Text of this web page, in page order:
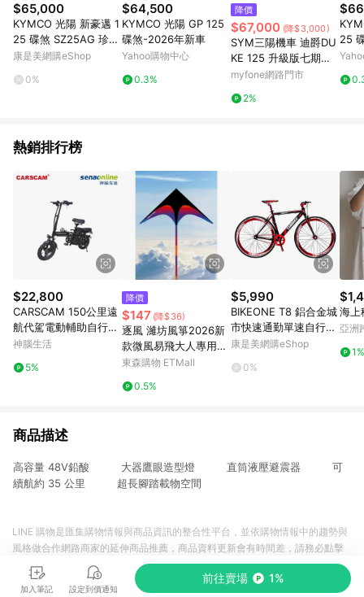
$65,000
KYMCO 光陽 新豪邁 1
25 碟煞 SZ25AG 珍珠
白_廠商直送
康是美網購eShop
0%
$64,500
KYMCO 光陽 GP 125
碟煞-2026年新車
Yahoo購物中心
0.3%
降價
$67,000 (降$3,000)
SYM三陽機車 迪爵DU
KE 125 升級版七期鼓
煞 CBS版 2026新車深
myfone網路門市
2%
25
熱銷排行榜
$22,800
CARSCAM 150公里遠
航代駕電動輔助自行車
D150
神腦生活
5%
降價
$147 (降$36)
逐風 濰坊風箏2026新
款微風易飛大人專用成
人兒童中大型風箏
東森購物 ETMall
0.5%
$5,990
BIKEONE T8 鋁合金城
市快速通勤單速自行車
700C fixed gear標配
女學生單車(綠/橘/紅)-
康是美網購eShop
0%
海上
亞洲
1%
商品描述
高容量 48V鉛酸 大器鷹眼造型燈 直筒液壓避震器 可
續航約 35 公里 超長腳踏載物空間
加入筆記 設定到價通知
前往賣場 1%
LINE 購物是匯集購物情報與商品資訊的整合性平台，並依購物情報中的趨勢與
風格做合作網路商家的延伸商品推薦，商品資料更新會有時間差，請務必點擊
商品至各合作網路商家，確認現售價與購物條件，一切資訊以合作廠商網頁為
準。